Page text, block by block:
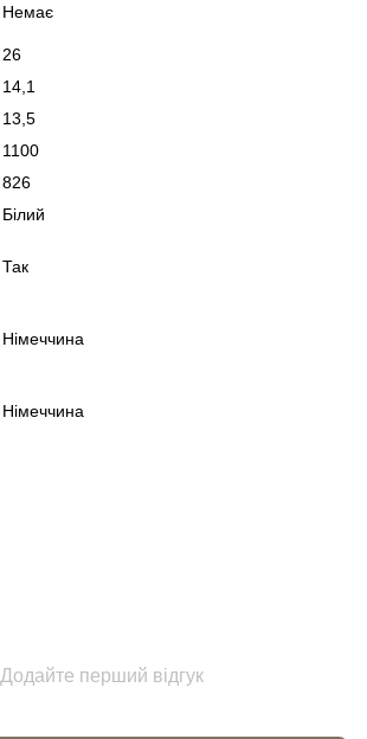
Немає
26
14,1
13,5
1100
826
Білий
Так
Німеччина
Німеччина
Додайте перший відгук